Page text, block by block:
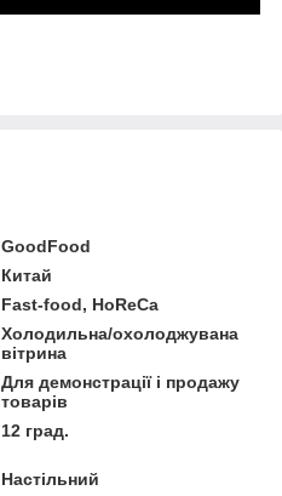
GoodFood
Китай
Fast-food, HoReCa
Холодильна/охолоджувана
вітрина
Для демонстрації і продажу
товарів
12 град.
Настільний